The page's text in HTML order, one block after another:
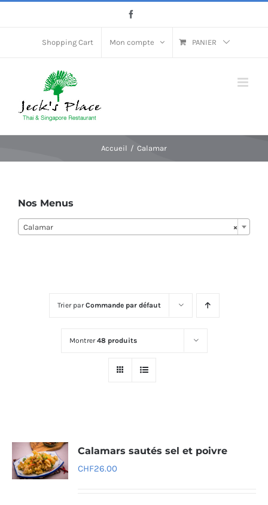
Shopping Cart Mon compte PANIER
Accueil Calamar
Trier parCommande par défaut
Montrer48 produits
Calamars sautés sel et poivre
CHF26.00
Nos Menus
×
Calamar